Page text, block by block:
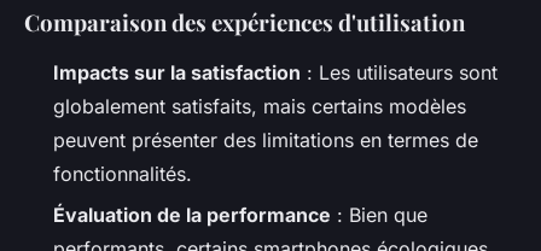
Comparaison des expériences d'utilisation
Impacts sur la satisfaction : Les utilisateurs sont
globalement satisfaits, mais certains modèles
peuvent présenter des limitations en termes de
fonctionnalités.
Évaluation de la performance : Bien que